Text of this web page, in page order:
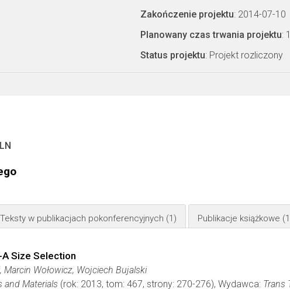
Zakończenie projektu: 2014-07-10
Planowany czas trwania projektu:
Status projektu: Projekt rozliczony
Teksty w publikacjach pokonferencyjnych (1) Publikacje książkowe
Size Selection
Marcin Wołowicz, Wojciech Bujalski
and Materials (rok: 2013, tom: 467, strony: 270-276), Wydawca: Trans